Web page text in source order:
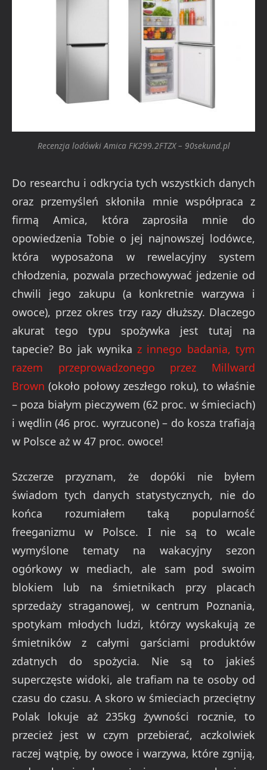
Recenzja lodówki Amica FK299.2FTZX – 90sekund.pl
Do researchu i odkrycia tych wszystkich danych
oraz przemyśleń skłoniła mnie współpraca z
firmą Amica, która zaprosiła mnie do
opowiedzenia Tobie o jej najnowszej lodówce,
która wyposażona w rewelacyjny system
chłodzenia, pozwala przechowywać jedzenie od
chwili jego zakupu (a konkretnie warzywa i
owoce), przez okres trzy razy dłuższy. Dlaczego
akurat tego typu spożywka jest tutaj na
tapecie? Bo jak wynikaz innego badania, tym
razem przeprowadzonego przez Millward
Brown (około połowy zeszłego roku), to właśnie
– poza białym pieczywem (62 proc. w śmieciach)
i wędlin (46 proc. wyrzucone) – do kosza trafiają
w Polsce aż w 47 proc. owoce!
Szczerze przyznam, że dopóki nie byłem
świadom tych danych statystycznych, nie do
końca rozumiałem taką popularność
freeganizmu w Polsce. I nie są to wcale
wymyślone tematy na wakacyjny sezon
ogórkowy w mediach, ale sam pod swoim
blokiem lub na śmietnikach przy placach
sprzedaży straganowej, w centrum Poznania,
spotykam młodych ludzi, którzy wyskakują ze
śmietników z całymi garściami produktów
zdatnych do spożycia. Nie są to jakieś
superczęste widoki, ale trafiam na te osoby od
czasu do czasu. A skoro w śmieciach przeciętny
Polak lokuje aż 235kg żywności rocznie, to
przecież jest w czym przebierać, aczkolwiek
raczej wątpię, by owoce i warzywa, które zgniją,